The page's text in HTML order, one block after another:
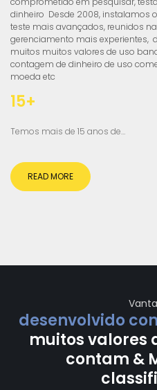
dinheiro Desde 2008, instalamos
teste mais avançados, reunidos
gerenciamento mais experientes,
muitos muitos valores de uso
contagem de dinheiro de uso
moeda etc
15+
Temos mais de 15 anos de
READ MORE
desenvolvido
muitos valores
contam &